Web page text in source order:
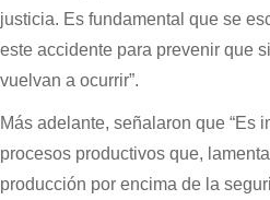
justicia. Es fundamental que se
este accidente para prevenir que
vuelvan a ocurrir”.
Más adelante, señalaron que “Es
procesos productivos que,
producción por encima de la